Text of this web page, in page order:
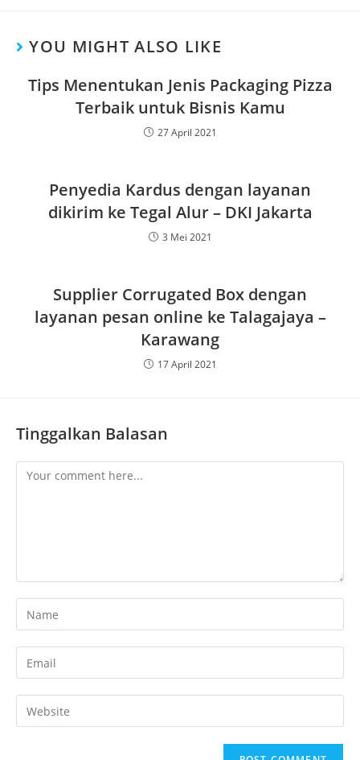
YOU MIGHT ALSO LIKE
Tips Menentukan Jenis Packaging Pizza
Terbaik untuk Bisnis Kamu
27 April 2021
Penyedia Kardus dengan layanan
dikirim ke Tegal Alur – DKI Jakarta
3 Mei 2021
Supplier Corrugated Box dengan
layanan pesan online ke Talagajaya –
Karawang
17 April 2021
Tinggalkan Balasan